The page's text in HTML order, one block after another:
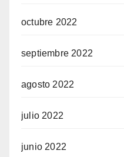
octubre 2022
septiembre 2022
agosto 2022
julio 2022
junio 2022